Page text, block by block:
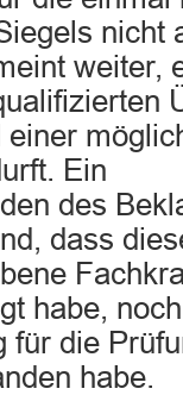
nicht
weiter,
einer
Ein
des
dass
habe,
für die
habe.